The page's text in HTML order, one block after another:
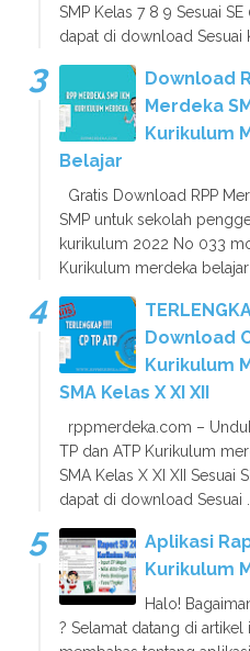
SMP Kelas 7 8 9 Sesuai
dapat di download Sesuai
Download
Merdeka
Kurikulum
Belajar
Gratis Download RPP
SMP untuk sekolah
kurikulum 2022 No 033
Kurikulum merdeka belajar
Download
Kurikulum
SMA Kelas X XI XII
rppmerdeka.com –
TP dan ATP Kurikulum
SMA Kelas X XI XII Sesuai
dapat di download Sesuai ...
Aplikasi
Kurikulum
Halo!
? Selamat datang di artikel